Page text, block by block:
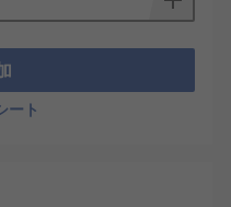
は、いくつかの要
で信頼性を確保で
を選びます。
ート